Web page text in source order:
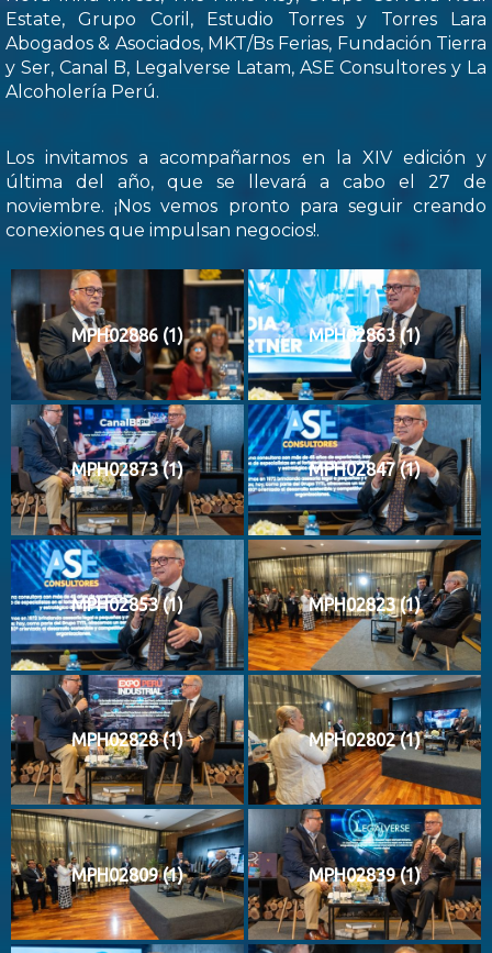
Estate, Grupo Coril, Estudio Torres y Torres Lara
Abogados & Asociados, MKT/Bs Ferias, Fundación Tierra
y Ser, Canal B, Legalverse Latam, ASE Consultores y La
Alcoholería Perú.
Los invitamos a acompañarnos en la XIV edición y
última del año, que se llevará a cabo el 27 de
noviembre. ¡Nos vemos pronto para seguir creando
conexiones que impulsan negocios!.
MPH02886 (1) MPH02863 (1)
MPH02873 (1) MPH02847 (1)
MPH02853 (1) MPH02823 (1)
MPH02828 (1) MPH02802 (1)
MPH02809 (1) MPH02839 (1)